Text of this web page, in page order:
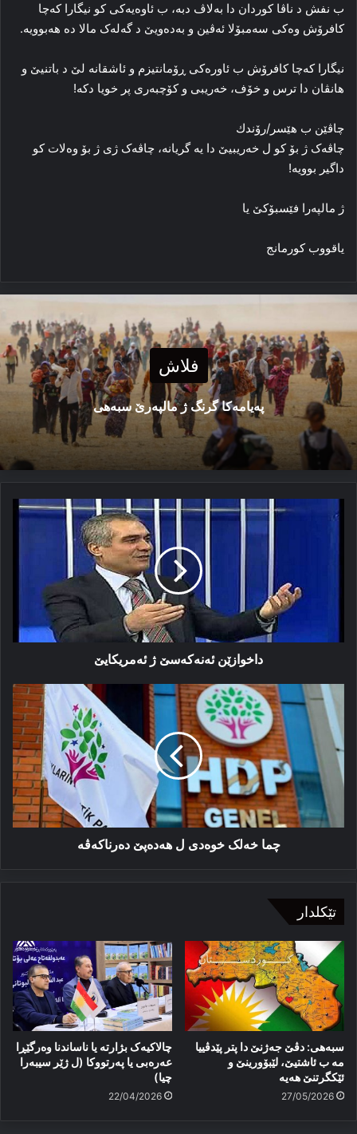
ب نفش د ناڤا کوردان دا به‌لاڤ دبه‌، ب ئاوه‌یه‌کی کو نیگارا که‌چا
کافرۆش وه‌کی سه‌مبۆلا ئه‌ڤین و به‌ده‌ویێ د گه‌له‌ک مالا ده‌ هه‌بوویه‌.
نیگارا که‌چا کافرۆش ب ئاوره‌کی ڕۆمانتیزم و ئاشقانه‌ لێ د باتنیێ و
ھانڤان دا ترس و خۆف، خه‌ریبی و کۆچبه‌ری پر خویا دکه‌!
چاڤێن ب هێسر/رۆندك
چاڤه‌ک ژ بۆ کو ل خه‌ریبیێ دا یه‌ گریانه‌، چاڤه‌ک ژی ژ بۆ وەلات کو
داگیر بوویه‌!
ژ مالپەرا فێسبۆكێ یا
یاقووب کورمانج
فلاش
پەیامەكا گرنگ ژ مالپەرێ سبەهی
داخوازێن
ئەنەكەسێ
ئەمریكایێ
داخوازێن ئەنەكەسێ ژ ئەمریكایێ
چما
خه‌لک
خوه‌دی
ل
هەدەپێ
ده‌رناکه‌ڤه‌
چما خه‌لک خوه‌دی ل هەدەپێ ده‌رناکه‌ڤه‌
تێکلدار
سبەهی: دڤێ جەژنێ دا پتر پێدڤییا
مە ب ئاشتیێ، لێبۆورینێ و
ئێكگرتنێ هەیە
27/05/2026
چالاکیەک بژارتە یا ناساندنا وەرگێڕا
عەرەبی یا پەرتووکا (ل ژێر سیبەرا
چیا)
22/04/2026